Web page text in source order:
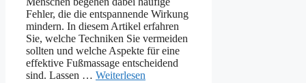
Fehler, die die entspannende Wirkung
mindern. In diesem Artikel erfahren
Sie, welche Techniken Sie vermeiden
sollten und welche Aspekte für eine
effektive Fußmassage entscheidend
sind. Lassen … Weiterlesen